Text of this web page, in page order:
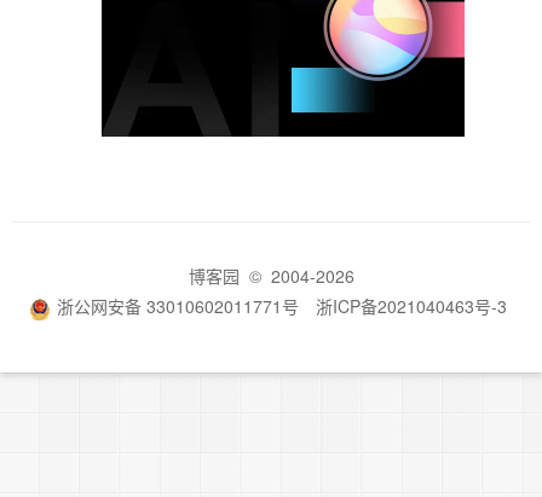
博客园 © 2004-2026
浙公网安备 33010602011771号
浙ICP备2021040463号-3